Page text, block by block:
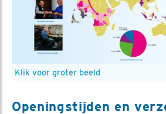
Klik voor groter beeld
Openingstijden en